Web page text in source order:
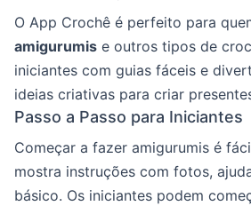
O App Crochê é perfeito para
amigurumis e outros tipos de
iniciantes com guias fáceis e
ideias criativas para criar
Passo a Passo para Iniciantes
Começar a fazer amigurumis é
mostra instruções com fotos,
básico. Os iniciantes podem